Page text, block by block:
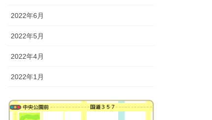
2022年6月
2022年5月
2022年4月
2022年1月